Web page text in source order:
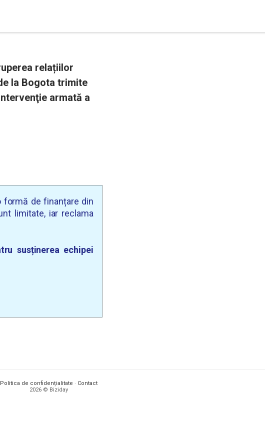
relațiilor
la Bogota trimite
armată a
formă de finanțare din
limitate, iar reclama
susținerea echipei
Politica de confidențialitate · Contact
2026 © Biziday